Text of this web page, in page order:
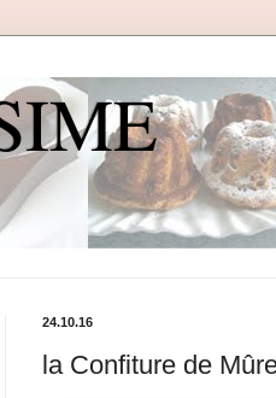
24.10.16
la Confiture de